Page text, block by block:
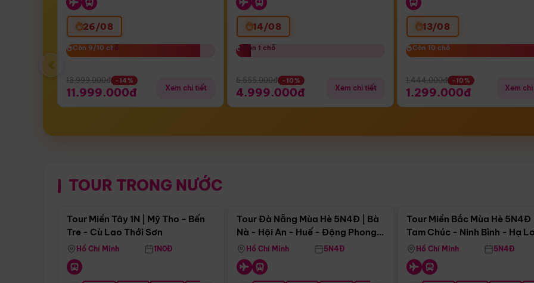
26/08
Còn 9/10 chỗ
Còn 9/10 chỗ
13.999.000đ -14%
11.999.000đ Xem chi tiết
14/08
Còn 1 chỗ
Còn 1 chỗ
5.555.000đ -10%
4.999.000đ Xem chi tiết
13/08
Còn 10 chỗ
Còn 10 chỗ
1.444.000đ -10%
1.299.000đ Xem
‹
TOUR TRONG NƯỚC
Điểm nổi bật
Tour Miền Tây 1N | Mỹ Tho - Bến
Tre - Cù Lao Thới Sơn
Hồ Chí Minh 1N0Đ
Tour Đà Nẵng Mùa Hè 5N4Đ | Bà
Nà - Hội An - Huế - Động Phong
NhaHồ Chí Minh 5N4Đ
Tour Miền Bắc Mùa Hè 5N4Đ |
Tam Chúc - Ninh Bình - Hạ
Hồ Chí Minh 5N4Đ